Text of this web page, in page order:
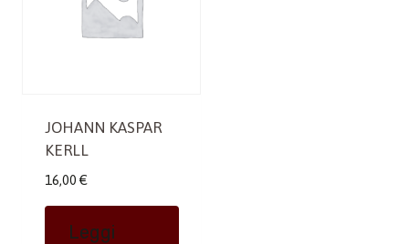
JOHANN KASPAR
KERLL
16,00 €
Leggi